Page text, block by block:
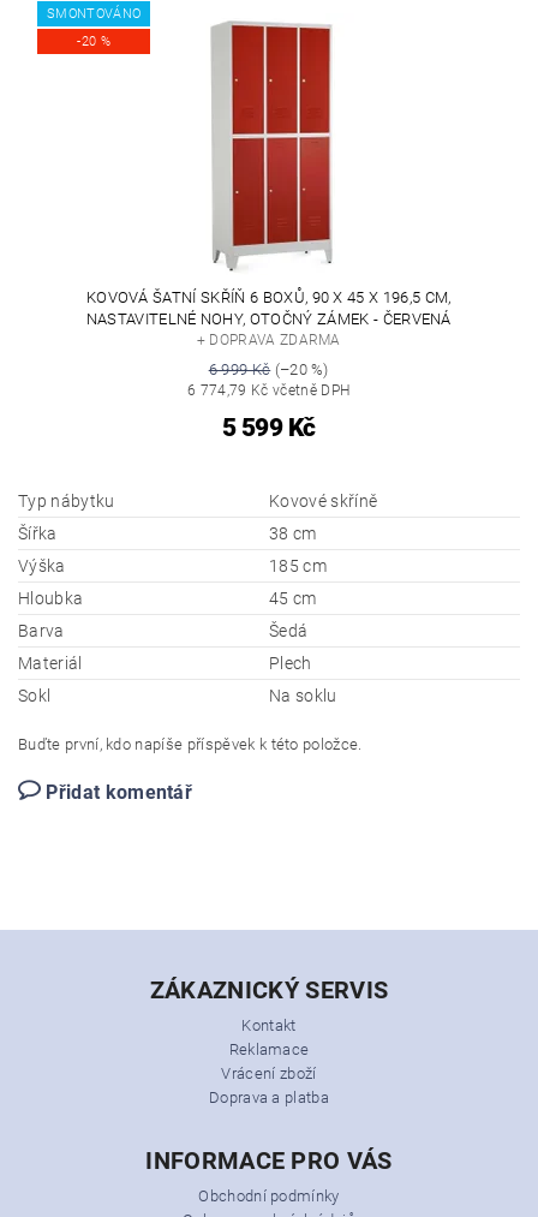
SMONTOVÁNO
-20 %
KOVOVÁ ŠATNÍ SKŘÍŇ 6 BOXŮ, 90 X 45 X 196,5 CM,
NASTAVITELNÉ NOHY, OTOČNÝ ZÁMEK - ČERVENÁ
+ DOPRAVA ZDARMA
6 999 Kč(–20 %)
6 774,79 Kč včetně DPH
5 599 Kč
Typ nábytku
Kovové skříně
Šířka
38 cm
Výška
185 cm
Hloubka
45 cm
Barva
Šedá
Materiál
Plech
Sokl
Na soklu
Buďte první, kdo napíše příspěvek k této položce.
Přidat komentář
ZÁKAZNICKÝ SERVIS
Kontakt
Reklamace
Vrácení zboží
Doprava a platba
INFORMACE PRO VÁS
Obchodní podmínky